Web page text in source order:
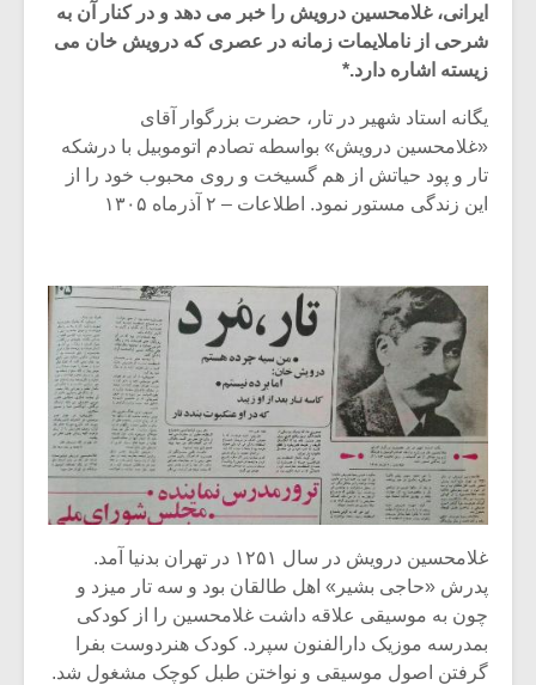
ایرانی، غلامحسین درویش را خبر می دهد و در کنار آن به
شرحی از ناملایمات زمانه در عصری که درویش خان می
زیسته اشاره دارد.*
یگانه استاد شهیر در تار، حضرت بزرگوار آقای
«غلامحسین درویش» بواسطه تصادم اتوموبیل با درشکه
تار و پود حیاتش از هم گسیخت و روی محبوب خود را از
این زندگی مستور نمود. اطلاعات – ۲ آذرماه ۱۳۰۵
غلامحسین درویش در سال ۱۲۵۱ در تهران بدنیا آمد.
پدرش «حاجی بشیر» اهل طالقان بود و سه تار میزد و
چون به موسیقی علاقه داشت غلامحسین را از کودکی
بمدرسه موزیک دارالفنون سپرد. کودک هنردوست بفرا
گرفتن اصول موسیقی و نواختن طبل کوچک مشغول شد.